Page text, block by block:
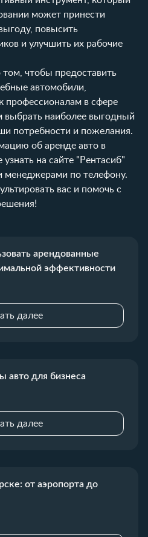
может принести
повысить
и улучшить их рабочие
чтобы предоставить
автомобили,
профессионалам в сфере
наиболее выгодный
потребности и пожелания.
об аренде авто в
на сайте "Рентасиб"
менеджерами по телефону.
вас и помочь с
арендованные
эффективности
далее
авто для бизнеса
далее
от аэропорта до